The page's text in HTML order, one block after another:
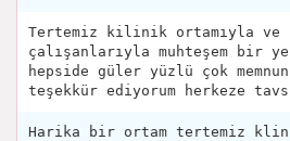
Tertemiz kilinik ortamıyla ve
çalışanlarıyla muhteşem bir
hepside güler yüzlü çok
teşekkür ediyorum herkeze
Harika bir ortam tertemiz